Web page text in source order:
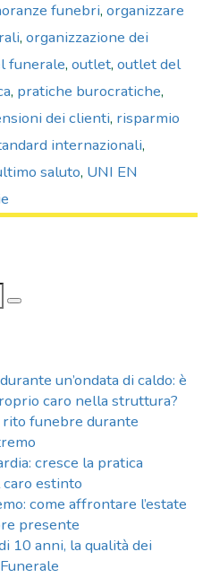
funebri, organizzare
, organizzazione dei
funerale, outlet, outlet del
, pratiche burocratiche,
dei clienti, risparmio
internazionali,
saluto, UNI EN
Search
un’ondata di caldo: è
caro nella struttura?
rito funebre durante
cresce la pratica
caro estinto
come affrontare l’estate
presente
10 anni, la qualità dei